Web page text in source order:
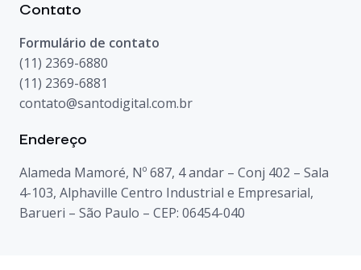
Contato
Formulário de contato
(11) 2369-6880
(11) 2369-6881
contato@santodigital.com.br
Endereço
Alameda Mamoré, Nº 687, 4 andar – Conj 402 – Sala
4-103, Alphaville Centro Industrial e Empresarial,
Barueri – São Paulo – CEP: 06454-040